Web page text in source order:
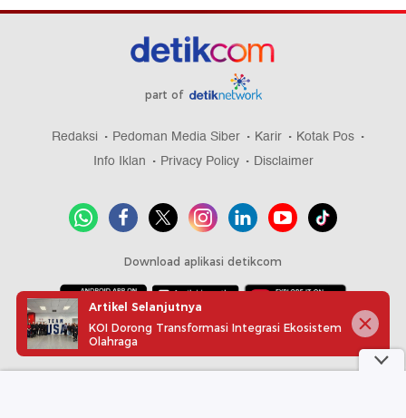
part of
Redaksi Pedoman Media Siber Karir
Kotak Pos
Info Iklan
Privacy Policy Disclaimer
Download aplikasi detikcom
Copyright @ 2026 detikcom, All right reserved
Artikel Selanjutnya
KOI Dorong Transformasi Integrasi Ekosistem
Olahraga